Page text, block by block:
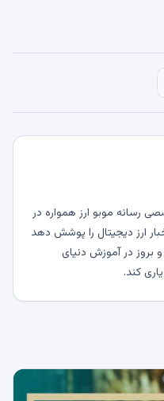
رسانه موبو ارز همواره در
ارز دیجیتال را پوشش دهد
و بروز در آموزش دنیای
کند.